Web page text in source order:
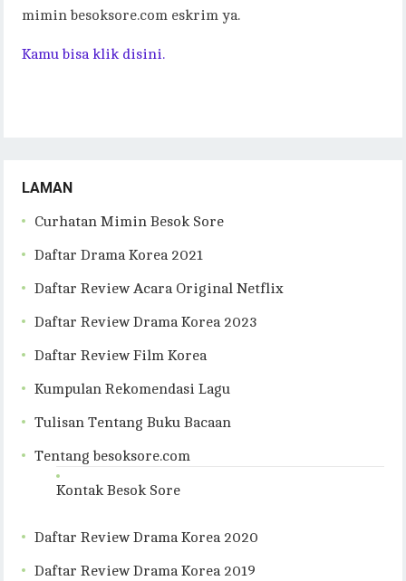
mimin besoksore.com eskrim ya.
Kamu bisa klik disini.
LAMAN
Curhatan Mimin Besok Sore
Daftar Drama Korea 2021
Daftar Review Acara Original Netflix
Daftar Review Drama Korea 2023
Daftar Review Film Korea
Kumpulan Rekomendasi Lagu
Tulisan Tentang Buku Bacaan
Tentang besoksore.com
Kontak Besok Sore
Daftar Review Drama Korea 2020
Daftar Review Drama Korea 2019